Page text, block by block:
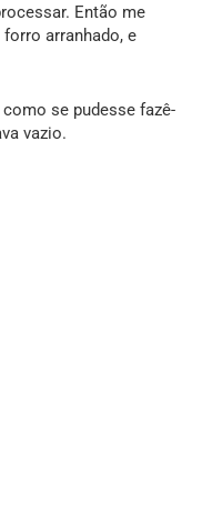
Então me
arranhado, e
se pudesse fazê-
vazio.